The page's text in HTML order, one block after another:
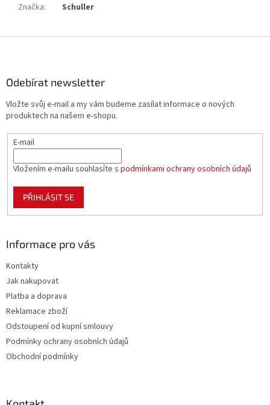
Značka: Schuller
Odebírat newsletter
Vložte svůj e-mail a my vám budeme zasílat informace o nových
produktech na našem e-shopu.
E-mail
Vložením e-mailu souhlasíte s podmínkami ochrany osobních údajů
PŘIHLÁSIT SE
Informace pro vás
Kontakty
Jak nakupovat
Platba a doprava
Reklamace zboží
Odstoupení od kupní smlouvy
Podmínky ochrany osobních údajů
Obchodní podmínky